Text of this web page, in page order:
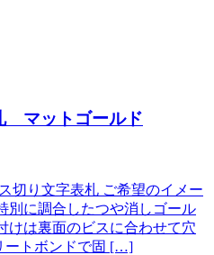
マットゴールド
切り文字表札 ご希望のイメー
別に調合したつや消しゴール
けは裏面のビスに合わせて穴
ートボンドで固 […]